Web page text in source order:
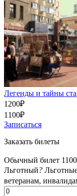
Легенды и тайны
1200₽
1100₽
Записаться
Заказать билеты
Обычный билет 1100
Льготный?
ветеранам,